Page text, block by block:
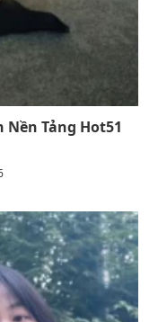
Nền Tảng Hot51